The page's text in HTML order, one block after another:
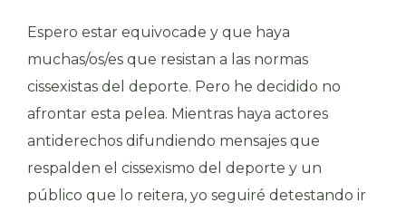
Espero estar equivocade y que haya
muchas/os/es que resistan a las normas
cissexistas del deporte. Pero he decidido no
afrontar esta pelea. Mientras haya actores
antiderechos difundiendo mensajes que
respalden el cissexismo del deporte y un
público que lo reitera, yo seguiré detestando ir